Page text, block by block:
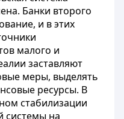
Банки второго
и в этих
малого и
заставляют
меры, выделять
ресурсы. В
стабилизации
системы на